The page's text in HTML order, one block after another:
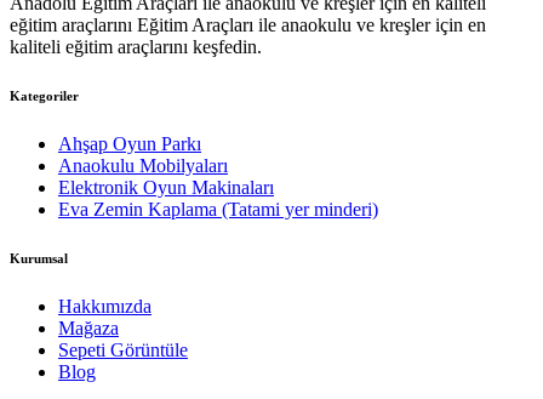
eğitim araçlarını Eğitim Araçları ile anaokulu ve kreşler için en
kaliteli eğitim araçlarını keşfedin.
Kategoriler
Ahşap Oyun Parkı
Anaokulu Mobilyaları
Elektronik Oyun Makinaları
Eva Zemin Kaplama (Tatami yer minderi)
Kurumsal
Hakkımızda
Mağaza
Sepeti Görüntüle
Blog